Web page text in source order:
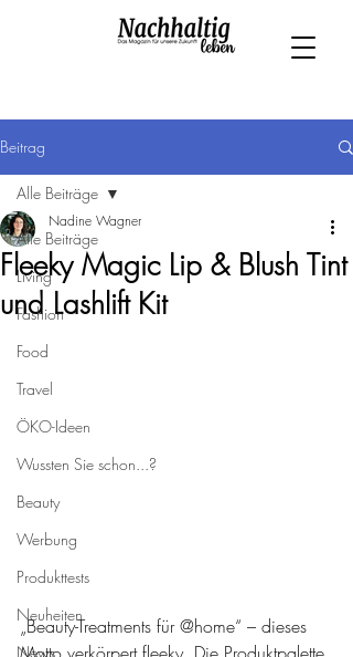
Beitrag
Alle Beiträge
Living
Fashion
Food
Travel
ÖKO-Ideen
Wussten Sie schon...?
Beauty
Werbung
Produkttests
Neuheiten
News
Alle Beiträge
Fleeky Magic Lip & Blush Tint
und Lashlift Kit
Nadine Wagner
„Beauty-Treatments für @home“ – dieses